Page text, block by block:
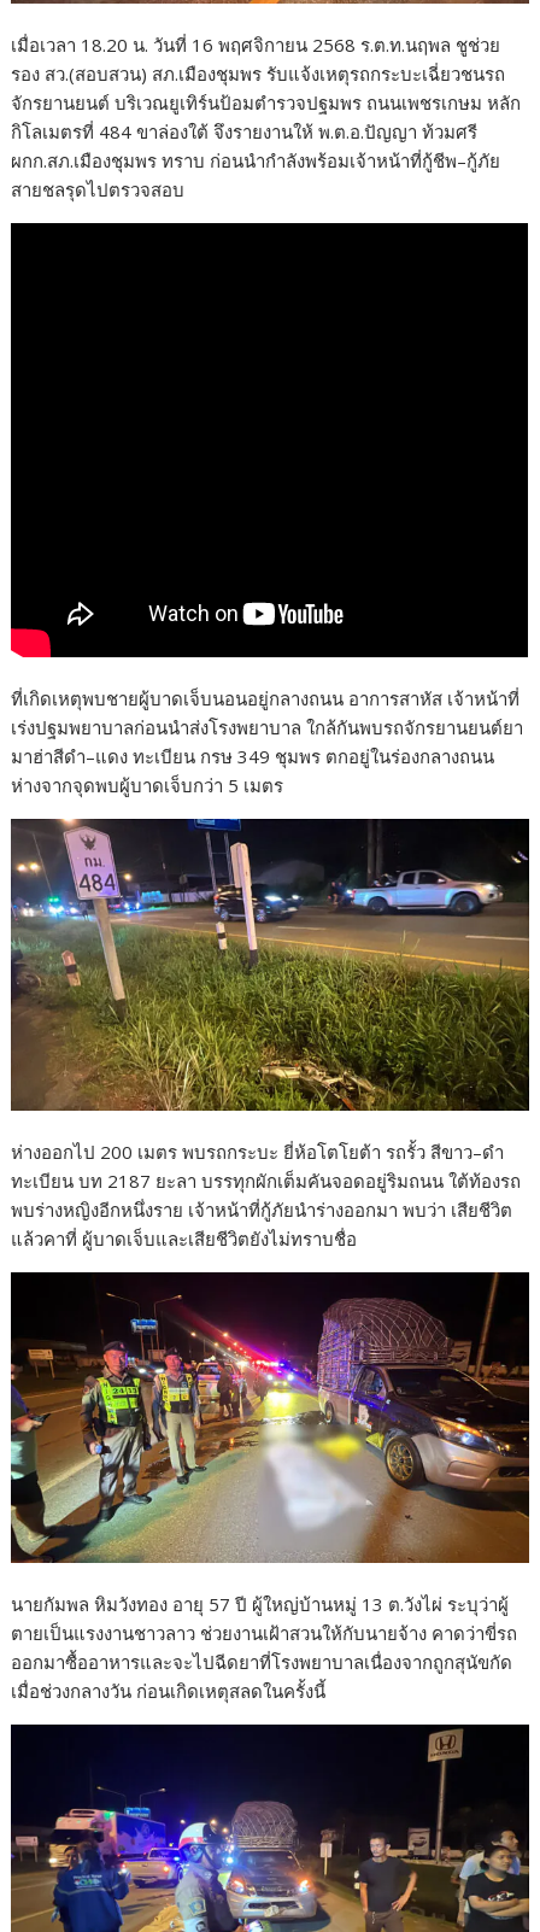
เมื่อเวลา 18.20 น. วันที่ 16 พฤศจิกายน 2568 ร.ต.ท.นฤพล ชูช่วย
รอง สว.(สอบสวน) สภ.เมืองชุมพร รับแจ้งเหตุรถกระบะเฉี่ยวชนรถ
จักรยานยนต์ บริเวณยูเทิร์นป้อมตำรวจปฐมพร ถนนเพชรเกษม หลัก
กิโลเมตรที่ 484 ขาล่องใต้ จึงรายงานให้ พ.ต.อ.ปัญญา ท้วมศรี
ผกก.สภ.เมืองชุมพร ทราบ ก่อนนำกำลังพร้อมเจ้าหน้าที่กู้ชีพ–กู้ภัย
สายชลรุดไปตรวจสอบ
ที่เกิดเหตุพบชายผู้บาดเจ็บนอนอยู่กลางถนน อาการสาหัส เจ้าหน้าที่
เร่งปฐมพยาบาลก่อนนำส่งโรงพยาบาล ใกล้กันพบรถจักรยานยนต์ยา
มาฮ่าสีดำ–แดง ทะเบียน กรษ 349 ชุมพร ตกอยู่ในร่องกลางถนน
ห่างจากจุดพบผู้บาดเจ็บกว่า 5 เมตร
ห่างออกไป 200 เมตร พบรถกระบะ ยี่ห้อโตโยต้า รถรั้ว สีขาว–ดำ
ทะเบียน บท 2187 ยะลา บรรทุกผักเต็มคันจอดอยู่ริมถนน ใต้ท้องรถ
พบร่างหญิงอีกหนึ่งราย เจ้าหน้าที่กู้ภัยนำร่างออกมา พบว่า เสียชีวิต
แล้วคาที่ ผู้บาดเจ็บและเสียชีวิตยังไม่ทราบชื่อ
นายกัมพล หิมวังทอง อายุ 57 ปี ผู้ใหญ่บ้านหมู่ 13 ต.วังไผ่ ระบุว่าผู้
ตายเป็นแรงงานชาวลาว ช่วยงานเฝ้าสวนให้กับนายจ้าง คาดว่าขี่รถ
ออกมาซื้ออาหารและจะไปฉีดยาที่โรงพยาบาลเนื่องจากถูกสุนัขกัด
เมื่อช่วงกลางวัน ก่อนเกิดเหตุสลดในครั้งนี้